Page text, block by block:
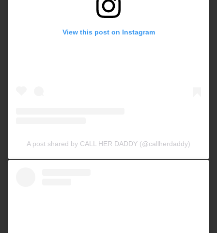
View this post on Instagram
A post shared by CALL HER DADDY (@callherdaddy)